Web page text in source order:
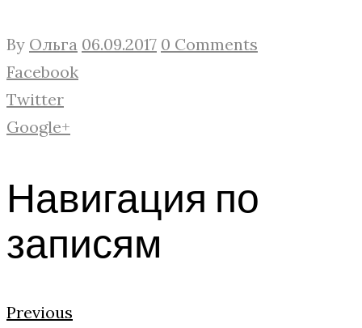
By Ольга 06.09.2017 0 Comments
Facebook
Twitter
Google+
Навигация по
записям
Previous